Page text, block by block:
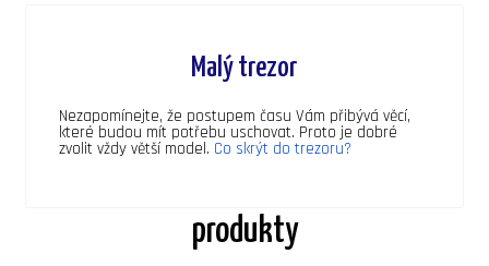
Malý trezor
Nezapomínejte, že postupem času Vám přibývá věcí,
které budou mít potřebu uschovat. Proto je dobré
zvolit vždy větší model. Co skrýt do trezoru?
produkty